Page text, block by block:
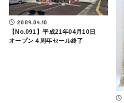
2009.04.10
【No.091】平成21年04月10日
オープン４周年セール終了